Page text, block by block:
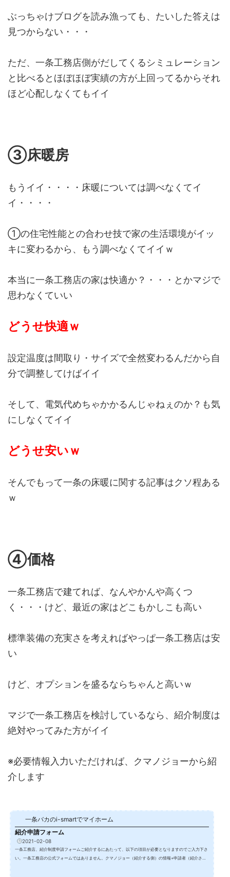
ぶっちゃけブログを読み漁っても、たいした答えは
見つからない・・・
ただ、一条工務店側がだしてくるシミュレーション
と比べるとほぼほぼ実績の方が上回ってるからそれ
ほど心配しなくてもイイ
③床暖房
もうイイ・・・・床暖については調べなくてイ
イ・・・・
①の住宅性能との合わせ技で家の生活環境がイッ
キに変わるから、もう調べなくてイイｗ
本当に一条工務店の家は快適か？・・・とかマジで
思わなくていい
どうせ快適ｗ
設定温度は間取り・サイズで全然変わるんだから自
分で調整してけばイイ
そして、電気代めちゃかかるんじゃねぇのか？も気
にしなくてイイ
どうせ安いｗ
そんでもって一条の床暖に関する記事はクソ程ある
ｗ
④価格
一条工務店で建てれば、なんやかんや高くつ
く・・・けど、最近の家はどこもかしこも高い
標準装備の充実さを考えればやっぱ一条工務店は安
い
けど、オプションを盛るならちゃんと高いｗ
マジで一条工務店を検討しているなら、紹介制度は
絶対やってみた方がイイ
※必要情報入力いただければ、クマノジョーから紹
介します
一条バカのi-smartでマイホーム
紹介申請フォーム
2021-02-08
一条工務店、紹介制度申請フォームご紹介するにあたって、以下の項目が必要となりますのでご入力下さ
い。一条工務店の公式フォームではありません。クマノジョー（紹介する側）の情報+申請者（紹介され